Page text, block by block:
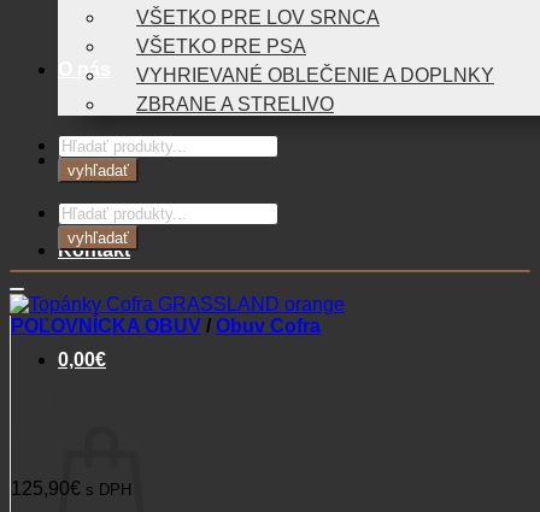
O nás
Blog
Kontakt
0,00€
VŠETKO PRE LOV SRNCA
VŠETKO PRE PSA
VYHRIEVANÉ OBLEČENIE A DOPLNKY
ZBRANE A STRELIVO
Products
search
vyhľadať
Products
search
vyhľadať
POĽOVNÍCKA OBUV / Obuv Cofra
125,90€ s DPH